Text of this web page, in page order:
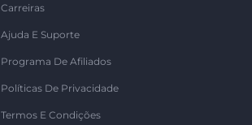
Carreiras
Ajuda E Suporte
Programa De Afiliados
Políticas De Privacidade
Termos E Condições